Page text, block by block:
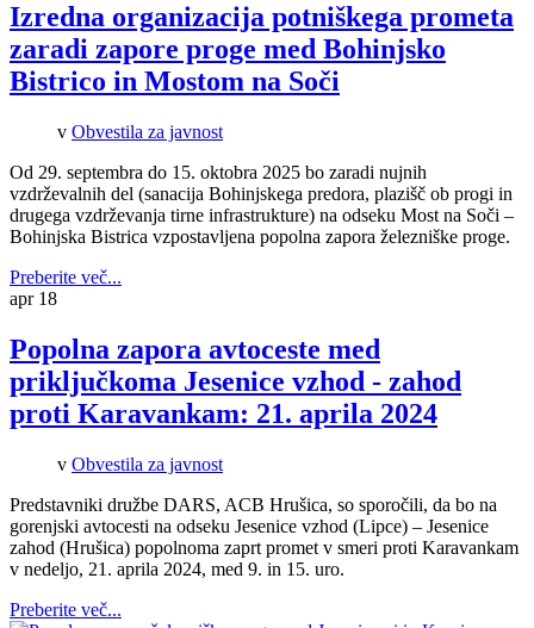
Izredna organizacija potniškega prometa
zaradi zapore proge med Bohinjsko
Bistrico in Mostom na Soči
v Obvestila za javnost
Od 29. septembra do 15. oktobra 2025 bo zaradi nujnih
vzdrževalnih del (sanacija Bohinjskega predora, plazišč ob progi in
drugega vzdrževanja tirne infrastrukture) na odseku Most na Soči –
Bohinjska Bistrica vzpostavljena popolna zapora železniške proge.
Preberite več...
apr 18
Popolna zapora avtoceste med
priključkoma Jesenice vzhod - zahod
proti Karavankam: 21. aprila 2024
v Obvestila za javnost
Predstavniki družbe DARS, ACB Hrušica, so sporočili, da bo na
gorenjski avtocesti na odseku Jesenice vzhod (Lipce) – Jesenice
zahod (Hrušica) popolnoma zaprt promet v smeri proti Karavankam
v nedeljo, 21. aprila 2024, med 9. in 15. uro.
Preberite več...